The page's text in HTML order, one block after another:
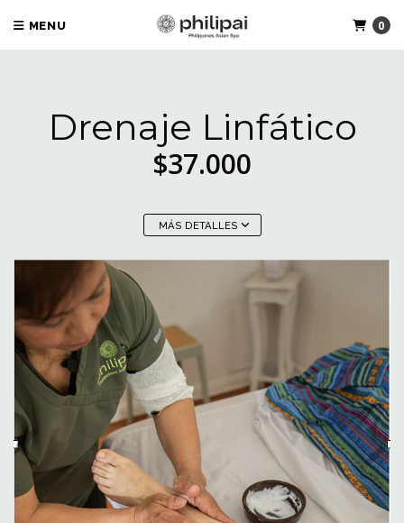
MENU 0
Drenaje Linfático
$37.000
MÁS DETALLES